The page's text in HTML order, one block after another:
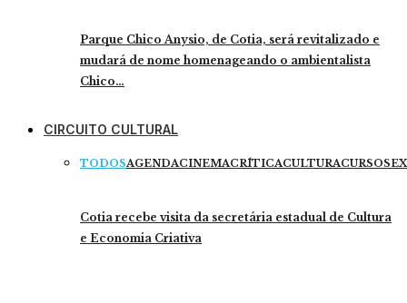
Parque Chico Anysio, de Cotia, será revitalizado e
mudará de nome homenageando o ambientalista
Chico…
CIRCUITO CULTURAL
TODOSAGENDACINEMACRÍTICACULTURACURSOS
Cotia recebe visita da secretária estadual de Cultura
e Economia Criativa